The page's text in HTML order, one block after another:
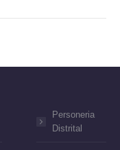
Personeria
Distrital